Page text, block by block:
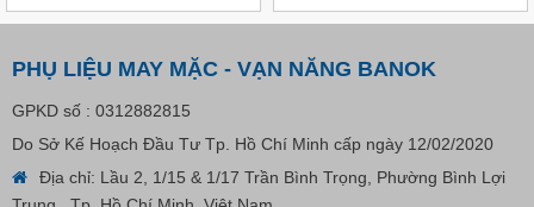
PHỤ LIỆU MAY MẶC - VẠN NĂNG BANOK
GPKD số : 0312882815
Do Sở Kế Hoạch Đầu Tư Tp. Hồ Chí Minh cấp ngày 12/02/2020
Địa chỉ: Lầu 2, 1/15 & 1/17 Trần Bình Trọng, Phường Bình Lợi